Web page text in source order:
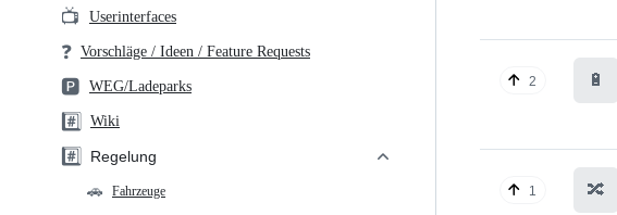
📺 Userinterfaces
❓ Vorschläge / Ideen / Feature Requests
🅿️ WEG/Ladeparks
#️⃣ Wiki
#️⃣
Regelung
🚗
Fahrzeuge
2 🔋
1 🔀